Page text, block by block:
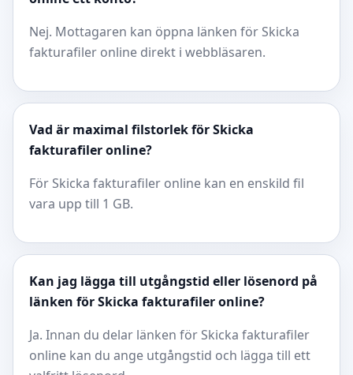
Nej. Mottagaren kan öppna länken för Skicka
fakturafiler online direkt i webbläsaren.
Vad är maximal filstorlek för Skicka
fakturafiler online?
För Skicka fakturafiler online kan en enskild fil
vara upp till 1 GB.
Kan jag lägga till utgångstid eller lösenord på
länken för Skicka fakturafiler online?
Ja. Innan du delar länken för Skicka fakturafiler
online kan du ange utgångstid och lägga till ett